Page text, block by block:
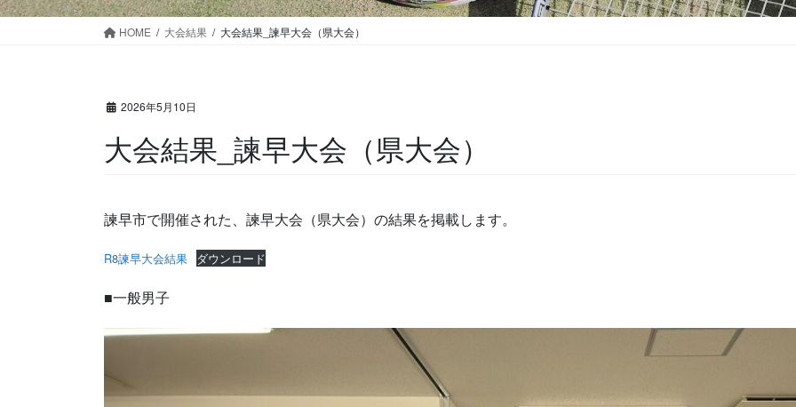
HOME 大会結果 大会結果_諫早大会（県大会）
2026年5月10日
大会結果_諫早大会（県大会）
諫早市で開催された、諫早大会（県大会）の結果を掲載します。
R8諫早大会結果 ダウンロード
■一般男子